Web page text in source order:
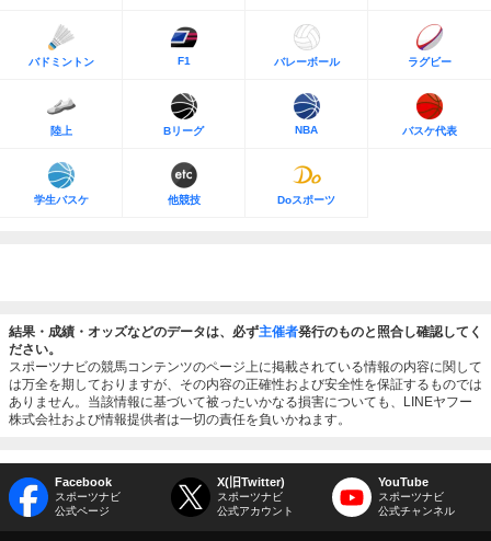
バドミントン F1 バレーボール ラグビー
陸上 Bリーグ NBA バスケ代表
学生バスケ 他競技 Doスポーツ
結果・成績・オッズなどのデータは、必ず主催者発行のものと照合し確認してく
ださい。
スポーツナビの競馬コンテンツのページ上に掲載されている情報の内容に関して
は万全を期しておりますが、その内容の正確性および安全性を保証するものでは
ありません。当該情報に基づいて被ったいかなる損害についても、LINEヤフー
株式会社および情報提供者は一切の責任を負いかねます。
Facebook
スポーツナビ
公式ページ
X(旧Twitter)
スポーツナビ
公式アカウント
YouTube
スポーツナビ
公式チャンネル